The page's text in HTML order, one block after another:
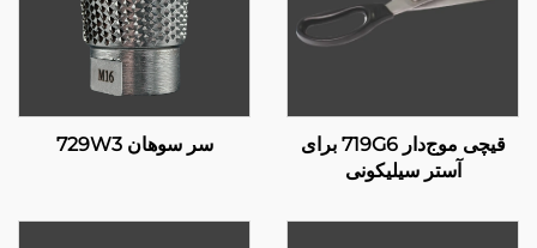
قیچی موج‌دار 719G6 برای
آستر سیلیکونی
سر سوهان 729W3